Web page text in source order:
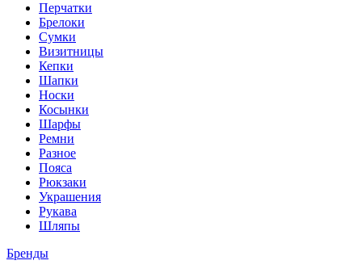
Перчатки
Брелоки
Сумки
Визитницы
Кепки
Шапки
Носки
Косынки
Шарфы
Ремни
Разное
Пояса
Рюкзаки
Украшения
Рукава
Шляпы
Бренды